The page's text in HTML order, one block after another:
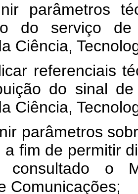
parâmetros
do serviço
Ciência,
referenciais
do sinal
Ciência,
parâmetros
a fim de permitir
consultado o
Comunicações;